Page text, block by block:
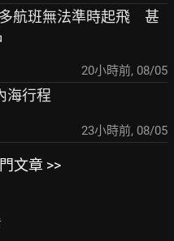
航班無法準時起飛 甚
20小時前, 08/05
海行程
23小時前, 08/05
文章 >>